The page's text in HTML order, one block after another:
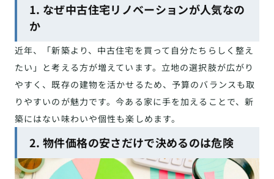
1. なぜ中古住宅リノベーションが人気なの
か
近年、「新築より、中古住宅を買って自分たちらしく整え
たい」と考える方が増えています。立地の選択肢が広がり
やすく、既存の建物を活かせるため、予算のバランスも取
りやすいのが魅力です。今ある家に手を加えることで、新
築にはない味わいや個性も楽しめます。
2. 物件価格の安さだけで決めるのは危険